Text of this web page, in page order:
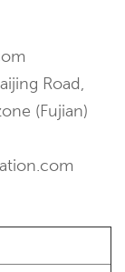
Road,
(Fujian)